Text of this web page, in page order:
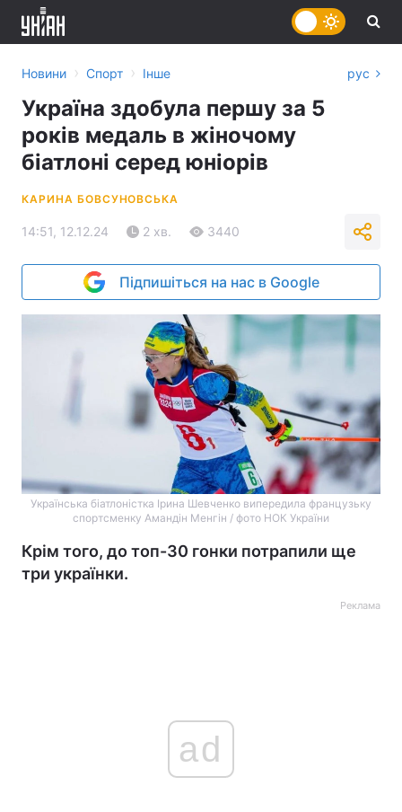
Новини › Спорт › Інше рус
Україна здобула першу за 5
років медаль в жіночому
біатлоні серед юніорів
КАРИНА БОВСУНОВСЬКА
14:51, 12.12.24 2 хв. 3440
Підпишіться на нас в Google
Українська біатлоністка Ірина Шевченко випередила французьку
спортсменку Амандін Менгін / фото НОК України
Крім того, до топ-30 гонки потрапили ще
три українки.
Реклама
ad